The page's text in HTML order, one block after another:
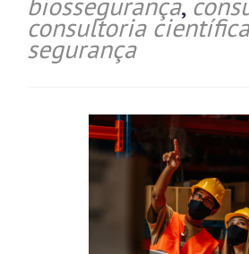
consultoria científica
segurança